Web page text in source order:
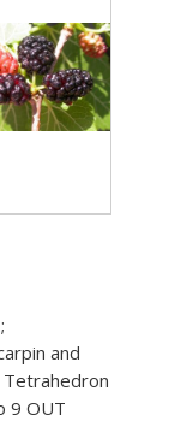
and
Tetrahedron
9 OUT